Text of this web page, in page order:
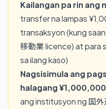
Kailangan pa rin ang
transfer na lampas
transaksyon (kung
移動業 licence) at para
sa ilang kaso)
Nagsisimula ang
halagang
ang institusyon ng 国